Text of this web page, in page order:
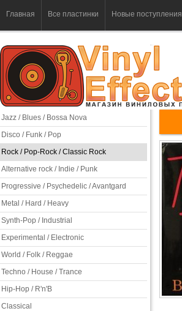
Главная Все пластинки Новые поступления
Jazz / Blues / Bossa Nova
Disco / Funk / Pop
Rock / Pop-Rock / Classic Rock
Alternative rock / Indie / Punk
Progressive / Psychedelic / Avantgard
Metal / Hard / Heavy
Synth-Pop / Industrial
Experimental / Electronic
World / Folk / Reggae
Techno / House / Trance
Hip-Hop / R'n'B
Classical